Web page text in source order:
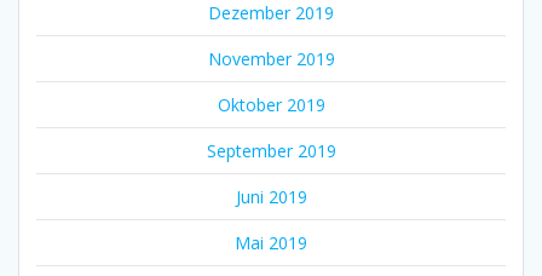
Dezember 2019
November 2019
Oktober 2019
September 2019
Juni 2019
Mai 2019